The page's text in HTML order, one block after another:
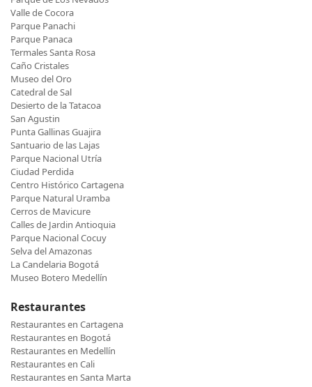
Valle de Cocora
Parque Panachi
Parque Panaca
Termales Santa Rosa
Caño Cristales
Museo del Oro
Catedral de Sal
Desierto de la Tatacoa
San Agustin
Punta Gallinas Guajira
Santuario de las Lajas
Parque Nacional Utría
Ciudad Perdida
Centro Histórico Cartagena
Parque Natural Uramba
Cerros de Mavicure
Calles de Jardin Antioquia
Parque Nacional Cocuy
Selva del Amazonas
La Candelaria Bogotá
Museo Botero Medellín
Restaurantes
Restaurantes en Cartagena
Restaurantes en Bogotá
Restaurantes en Medellín
Restaurantes en Cali
Restaurantes en Santa Marta